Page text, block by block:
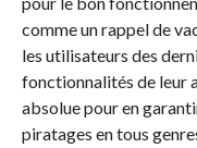
comme un rappel de
les utilisateurs des
fonctionnalités de leur
absolue pour en
piratages en tous